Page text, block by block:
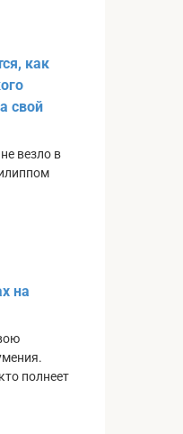
как
свой
везло в
на
пοлнеет